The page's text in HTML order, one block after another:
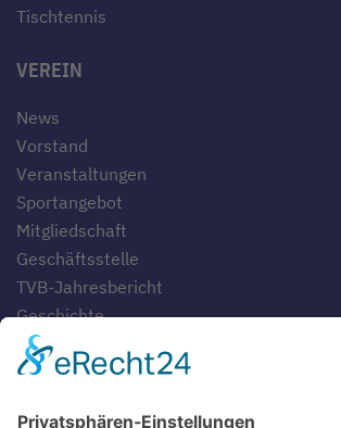
Tischtennis
VEREIN
News
Vorstand
Veranstaltungen
Sportangebot
Mitgliedschaft
Geschäftsstelle
TVB-Jahresbericht
Geschichte
Gaststätten